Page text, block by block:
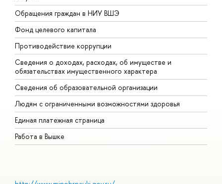
Обращения граждан в НИУ ВШЭ
Фонд целевого капитала
Противодействие коррупции
Сведения о доходах, расходах, об имуществе и
обязательствах имущественного характера
Сведения об образовательной организации
Людям с ограниченными возможностями здоровья
Единая платежная страница
Работа в Вышке